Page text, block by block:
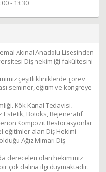
- 18:30
Akınal Anadolu Lisesinden
Diş hekimliği fakültesini
çeşitli kliniklerde görev
seminer, eğitim ve kongreye
Kök Kanal Tedavisi,
Estetik, Botoks, Rejeneratif
Kompozit Restorasyonlar
eğitimler alan Diş Hekimi
Ağız Mimarı Diş
dereceleri olan hekimimiz
çok dalına ilgi duymaktadır.